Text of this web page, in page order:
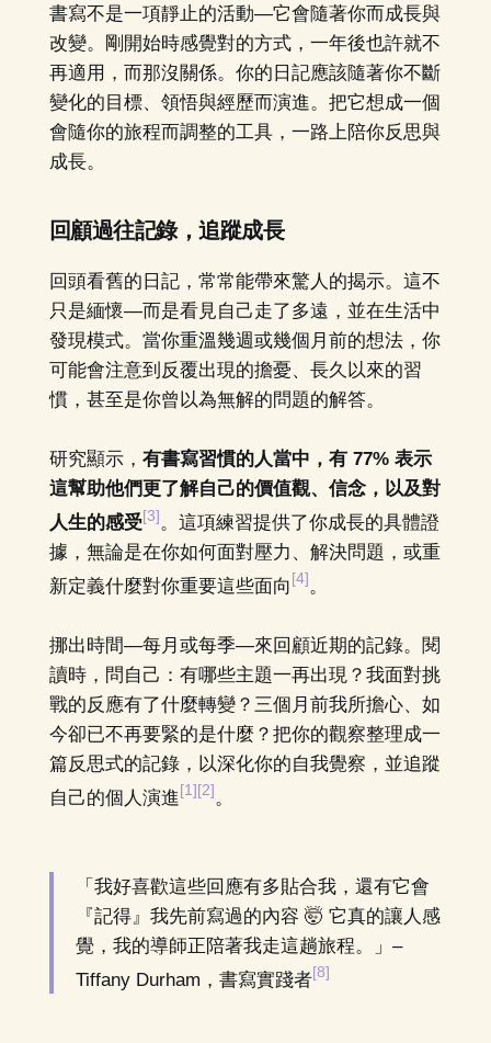
書寫不是一項靜止的活動—它會隨著你而成長與
改變。剛開始時感覺對的方式，一年後也許就不
再適用，而那沒關係。你的日記應該隨著你不斷
變化的目標、領悟與經歷而演進。把它想成一個
會隨你的旅程而調整的工具，一路上陪你反思與
成長。
回顧過往記錄，追蹤成長
回頭看舊的日記，常常能帶來驚人的揭示。這不
只是緬懷—而是看見自己走了多遠，並在生活中
發現模式。當你重溫幾週或幾個月前的想法，你
可能會注意到反覆出現的擔憂、長久以來的習
慣，甚至是你曾以為無解的問題的解答。
研究顯示， 有書寫習慣的人當中，有 77% 表示
這幫助他們更了解自己的價值觀、信念，以及對
人生的感受[3]。這項練習提供了你成長的具體證
據，無論是在你如何面對壓力、解決問題，或重
新定義什麼對你重要這些面向 [4] 。
挪出時間—每月或每季—來回顧近期的記錄。閱
讀時，問自己：有哪些主題一再出現？我面對挑
戰的反應有了什麼轉變？三個月前我所擔心、如
今卻已不再要緊的是什麼？把你的觀察整理成一
篇反思式的記錄，以深化你的自我覺察，並追蹤
自己的個人演進[1][2]。
「我好喜歡這些回應有多貼合我，還有它會
『記得』我先前寫過的內容 🤯 它真的讓人感
覺，我的導師正陪著我走這趟旅程。」–
Tiffany Durham，書寫實踐者[8]